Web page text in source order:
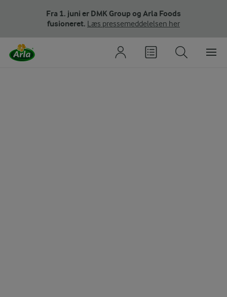
Fra 1. juni er DMK Group og Arla Foods
fusioneret. Læs pressemeddelelsen her